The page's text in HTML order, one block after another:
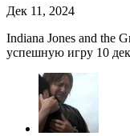
Дек 11, 2024
Indiana Jones and the
успешную игру 10